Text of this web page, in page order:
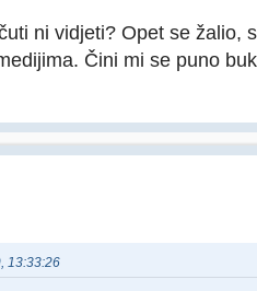
ni vidjeti? Opet se žalio,
Čini mi se puno
13:33:26